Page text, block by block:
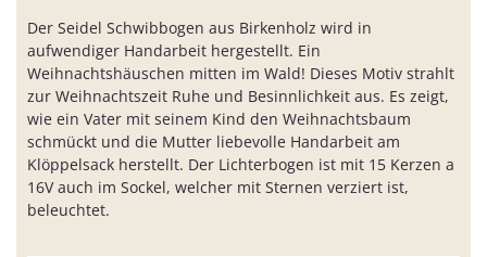
Der Seidel Schwibbogen aus Birkenholz wird in
aufwendiger Handarbeit hergestellt. Ein
Weihnachtshäuschen mitten im Wald! Dieses Motiv strahlt
zur Weihnachtszeit Ruhe und Besinnlichkeit aus. Es zeigt,
wie ein Vater mit seinem Kind den Weihnachtsbaum
schmückt und die Mutter liebevolle Handarbeit am
Klöppelsack herstellt. Der Lichterbogen ist mit 15 Kerzen a
16V auch im Sockel, welcher mit Sternen verziert ist,
beleuchtet.